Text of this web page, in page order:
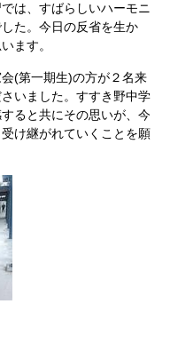
は、すばらしいハーモニ
た。今日の反省を生か
ます。
(第一期生)の方が２名来
いました。すすき野中学
ると共にその思いが、今
け継がれていくことを願